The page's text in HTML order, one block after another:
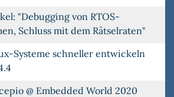
"Debugging von RTOS-
Schluss mit dem Rätselraten"
Systeme schneller entwickeln
@ Embedded World 2020